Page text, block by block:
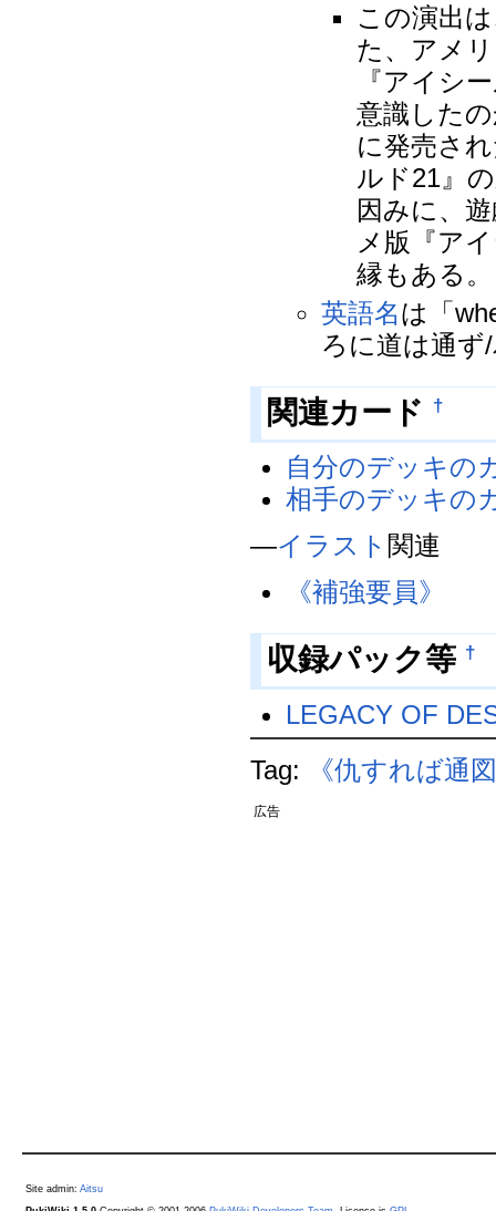
この演出
た、アメ
『アイシ
意識した
に発売さ
ルド21』
因みに、
メ版『ア
縁もある。
英語名は「
ろに道は通ず
関連カード †
自分のデッキの
相手のデッキの
―イラスト 関連
《補強要員》
収録パック等 †
LEGACY OF
Tag:
《仇すれば通
広告
Site admin: Aitsu